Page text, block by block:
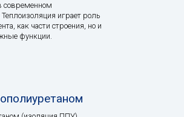
современном
играет роль
как части строения, но и
функции.